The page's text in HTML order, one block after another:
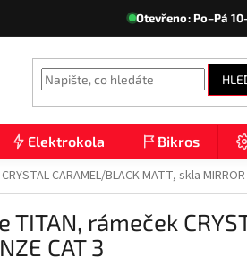
Otevřeno: Po–Pá
Elektrokola Bikros
CARAMEL/BLACK MATT, skla MIRROR
TITAN, rámeček
CAT 3